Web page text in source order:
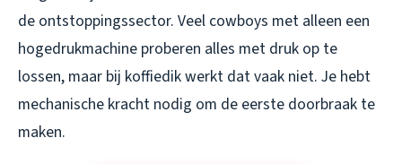
de ontstoppingssector. Veel cowboys met alleen een
hogedrukmachine proberen alles met druk op te
lossen, maar bij koffiedik werkt dat vaak niet. Je hebt
mechanische kracht nodig om de eerste doorbraak te
maken.